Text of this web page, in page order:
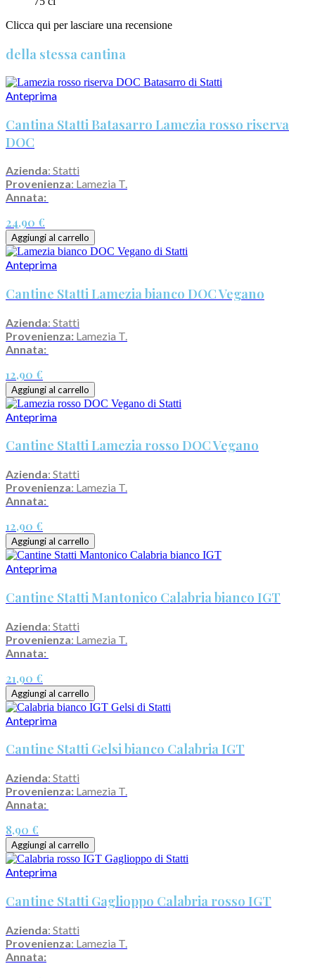
Clicca qui per lasciare una recensione
della stessa cantina
Anteprima
Cantina Statti Batasarro Lamezia rosso riserva
DOC
Azienda: Statti
Provenienza: Lamezia T.
Annata:
24,90 €
Aggiungi al carrello
Anteprima
Cantine Statti Lamezia bianco DOC Vegano
Azienda: Statti
Provenienza: Lamezia T.
Annata:
12,90 €
Aggiungi al carrello
Anteprima
Cantine Statti Lamezia rosso DOC Vegano
Azienda: Statti
Provenienza: Lamezia T.
Annata:
12,90 €
Aggiungi al carrello
Anteprima
Cantine Statti Mantonico Calabria bianco IGT
Azienda: Statti
Provenienza: Lamezia T.
Annata:
21,90 €
Aggiungi al carrello
Anteprima
Cantine Statti Gelsi bianco Calabria IGT
Azienda: Statti
Provenienza: Lamezia T.
Annata:
8,90 €
Aggiungi al carrello
Anteprima
Cantine Statti Gaglioppo Calabria rosso IGT
Azienda: Statti
Provenienza: Lamezia T.
Annata: